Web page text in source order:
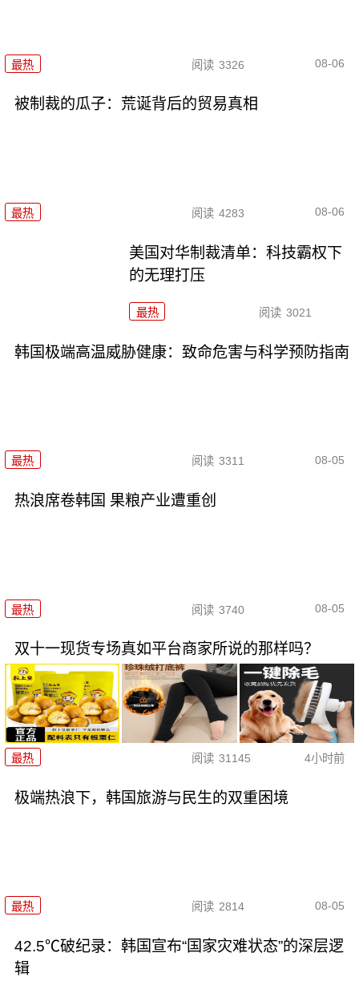
最热 阅读 3326 08-06
被制裁的瓜子：荒诞背后的贸易真相
最热 阅读 4283 08-06
美国对华制裁清单：科技霸权下
的无理打压
最热 阅读 3021
韩国极端高温威胁健康：致命危害与科学预防指南
最热 阅读 3311 08-05
热浪席卷韩国 果粮产业遭重创
最热 阅读 3740 08-05
双十一现货专场真如平台商家所说的那样吗？
最热 阅读 31145 4小时前
极端热浪下，韩国旅游与民生的双重困境
最热 阅读 2814 08-05
42.5℃破纪录：韩国宣布“国家灾难状态”的深层逻
辑